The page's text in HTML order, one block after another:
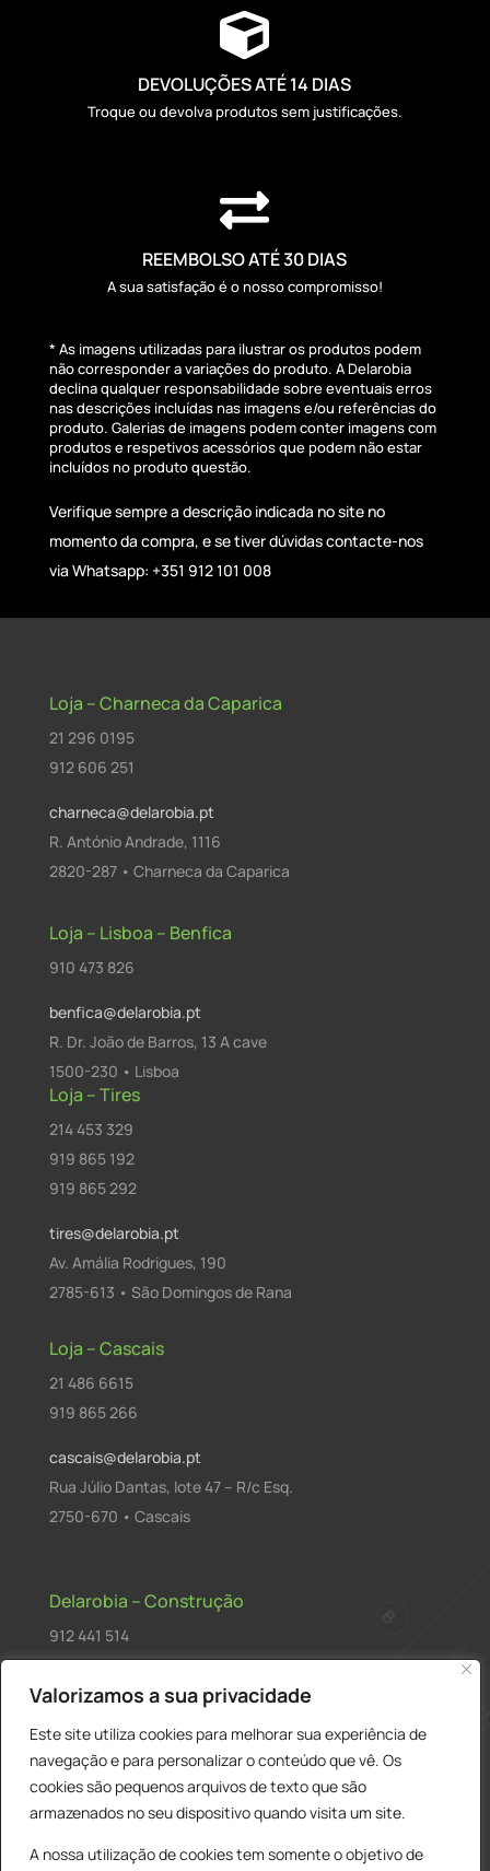
Valorizamos a sua privacidade
Este site utiliza cookies para melhorar sua experiência de
navegação e para personalizar o conteúdo que vê. Os
cookies são pequenos arquivos de texto que são
armazenados no seu dispositivo quando visita um site.
A nossa utilização de cookies tem somente o objetivo de

DEVOLUÇÕES ATÉ 14 DIAS
Troque ou devolva produtos sem justificações.

REEMBOLSO ATÉ 30 DIAS
A sua satisfação é o nosso compromisso!
* As imagens utilizadas para ilustrar os produtos podem
não corresponder a variações do produto. A Delarobia
declina qualquer responsabilidade sobre eventuais erros
nas descrições incluídas nas imagens e/ou referências do
produto. Galerias de imagens podem conter imagens com
produtos e respetivos acessórios que podem não estar
incluídos no produto questão.
Verifique sempre a descrição indicada no site no
momento da compra, e se tiver dúvidas contacte-nos
via Whatsapp: +351 912 101 008
Loja – Charneca da Caparica
21 296 0195
912 606 251
charneca@delarobia.pt
R. António Andrade, 1116
2820-287 • Charneca da Caparica
Loja – Lisboa – Benfica
910 473 826
benfica@delarobia.pt
R. Dr. João de Barros, 13 A cave
1500-230 • Lisboa
Loja – Tires
214 453 329
919 865 192
919 865 292
tires@delarobia.pt
Av. Amália Rodrigues, 190
2785-613 • São Domingos de Rana
Loja – Cascais
21 486 6615
919 865 266
cascais@delarobia.pt
Rua Júlio Dantas, lote 47 – R/c Esq.
2750-670 • Cascais
Delarobia – Construção
912 441 514
R. António Andrade, 1171
2820-287 • Charneca de Caparica
Products
search PESQUISAR